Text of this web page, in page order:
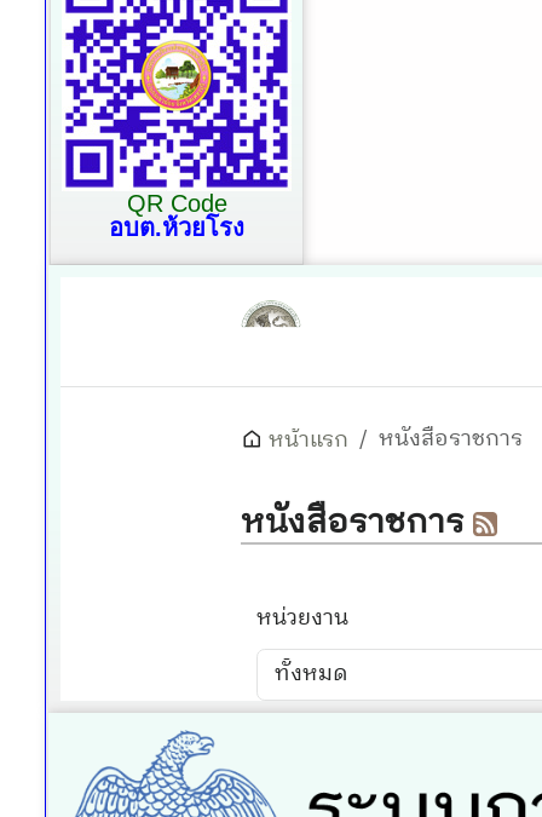
QR Code
อบต.ห้วยโรง